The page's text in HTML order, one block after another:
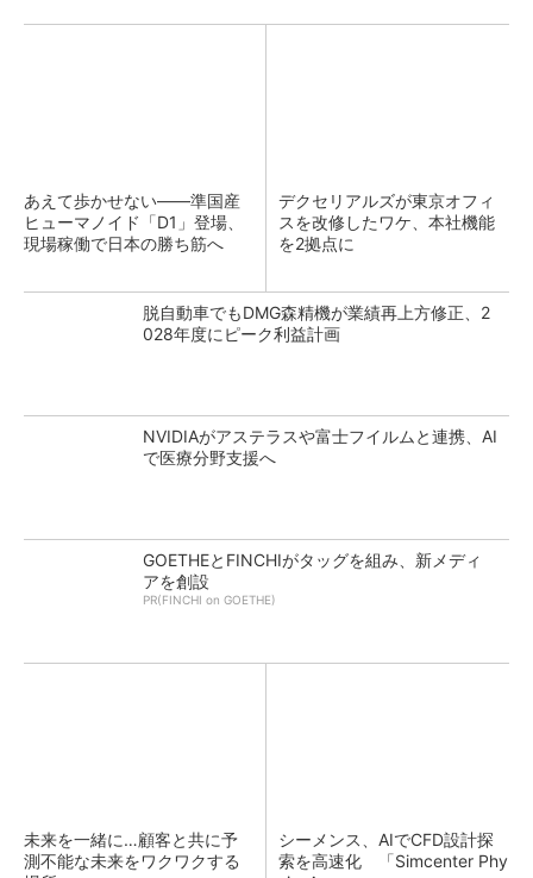
あえて歩かせない――準国産
ヒューマノイド「D1」登場、
現場稼働で日本の勝ち筋へ
デクセリアルズが東京オフィ
スを改修したワケ、本社機能
を2拠点に
脱自動車でもDMG森精機が業績再上方修正、2
028年度にピーク利益計画
NVIDIAがアステラスや富士フイルムと連携、AI
で医療分野支援へ
GOETHEとFINCHIがタッグを組み、新メディ
アを創設
PR(FINCHI on GOETHE)
未来を一緒に…顧客と共に予
測不能な未来をワクワクする
シーメンス、AIでCFD設計探
索を高速化 「Simcenter Phy